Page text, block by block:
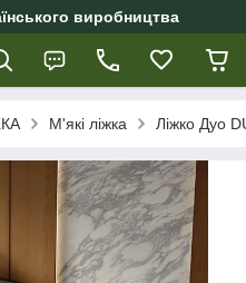
виробництва
М'які ліжка Ліжко Дуо